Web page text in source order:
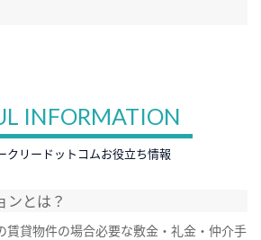
INFORMATION
クリードットコムお役立ち情報
ンとは？
賃貸物件の場合必要な敷金・礼金・仲介手